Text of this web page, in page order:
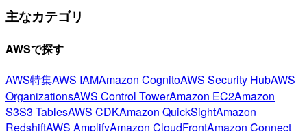
主なカテゴリ
AWSで探す
AWS特集AWS IAMAmazon CognitoAWS Security HubAWS
OrganizationsAWS Control TowerAmazon EC2Amazon
S3S3 TablesAWS CDKAmazon QuickSightAmazon
RedshiftAWS AmplifyAmazon CloudFrontAmazon Connect